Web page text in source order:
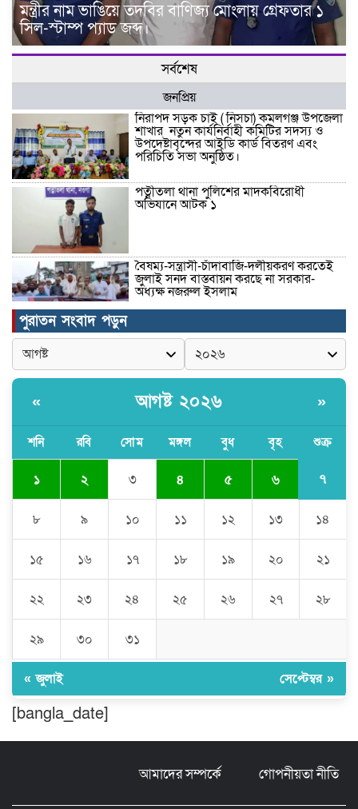
মন্ত্রীর নাম ভাঙিয়ে তদবির বাণিজ্য মোংলায় গ্রেফতার ১
সিল-স্টাম্প প্যাড জব্দ।
সর্বশেষ
জনপ্রিয়
নিরাপদ সড়ক চাই ( নিসচা) কমলগঞ্জ উপজেলা
শাখার নতুন কার্যনির্বাহী কমিটির সদস্য ও
উপদেষ্টাবৃন্দের আইডি কার্ড বিতরণ এবং
পরিচিতি সভা অনুষ্ঠিত।
পত্নীতলা থানা পুলিশের মাদকবিরোধী
অভিযানে আটক ১
বৈষম্য-সন্ত্রাসী-চাঁদাবাজি-দলীয়করণ করতেই
জুলাই সনদ বাস্তবায়ন করছে না সরকার-
অধ্যক্ষ নজরুল ইসলাম
ঠাকুরগাঁওয়ে ইজিবাইক চোরচক্রের ৩ সদস্য
গ্রেপ্তার, বিপুল পরিমাণ যন্ত্রাংশ উদ্ধার ‎
মুন্সীগঞ্জের টংগীবাড়ীতে ৭ ফুট ৬ ইঞ্চি উচ্চতার
ঘণ্টার পর ঘণ্টা বিদ্যুৎহীন মৌলভীবাজার:
অতিরিক্ত বিলে দিশেহারা গ্রাহক, তীব্র ক্ষোভ
বিশ্বনাথে ‘প্রবাসী ওয়েলফেয়ার
গ্রেফতার ১ সিল-স্টাম্প প্যাড জব্দ।
ফেন্সিডিল ও ৩২ হাজার টাকা উদ্ধার, আটক ১
পুরাতন সংবাদ পড়ুন
« আগষ্ট ২০২৬ »
শনি রবি সোম মঙ্গল বুধ বৃহ শুক্র
১ ২ ৩ ৪ ৫ ৬ ৭
৮ ৯ ১০ ১১ ১২ ১৩ ১৪
১৫ ১৬ ১৭ ১৮ ১৯ ২০ ২১
২২ ২৩ ২৪ ২৫ ২৬ ২৭ ২৮
২৯ ৩০ ৩১
« জুলাই সেপ্টেম্বর »
[bangla_date]
আমাদের সম্পর্কে গোপনীয়তা নীতি